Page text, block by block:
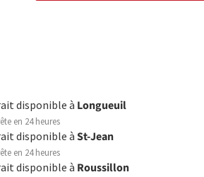
disponible à Longueuil
en 24 heures
disponible àSt-Jean
en 24 heures
disponible à Roussillon